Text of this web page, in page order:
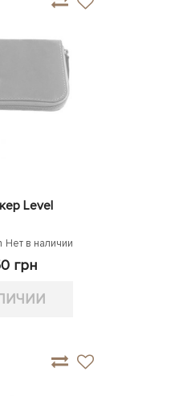
Level
Нет в наличии
грн